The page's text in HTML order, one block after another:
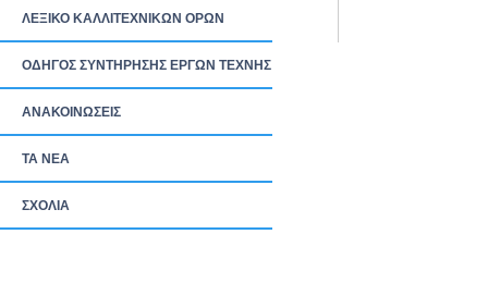
ΛΕΞΙΚΟ ΚΑΛΛΙΤΕΧΝΙΚΩΝ ΟΡΩΝ
ΟΔΗΓΟΣ ΣΥΝΤΗΡΗΣΗΣ ΕΡΓΩΝ ΤΕΧΝΗΣ
ΑΝΑΚΟΙΝΩΣΕΙΣ
ΤΑ ΝEΑ
ΣΧΟΛΙΑ